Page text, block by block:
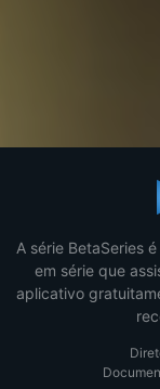
A série BetaSeries
em série que
aplicativo